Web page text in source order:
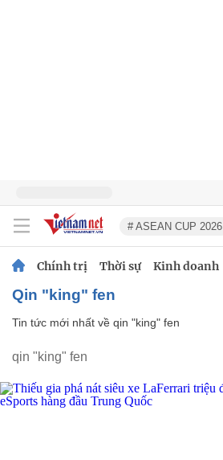
# ASEAN CUP 2026
Chính trị Thời sự Kinh doanh
qin "king" fen
Tin tức mới nhất về qin "king" fen
qin "king" fen